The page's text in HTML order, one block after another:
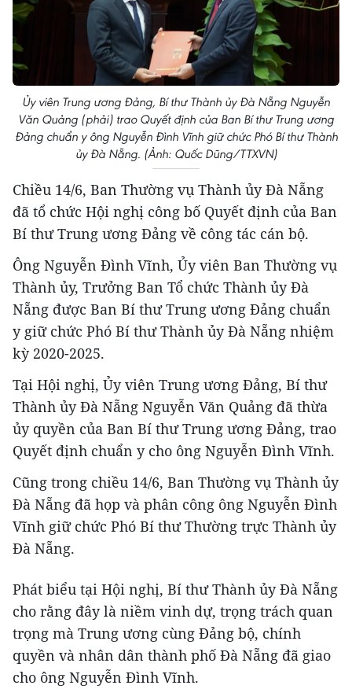
Ủy viên Trung ương Đảng, Bí thư Thành ủy Đà Nẵng Nguyễn
Văn Quảng (phải) trao Quyết định của Ban Bí thư Trung ương
Đảng chuẩn y ông Nguyễn Đình Vĩnh giữ chức Phó Bí thư Thành
ủy Đà Nẵng. (Ảnh: Quốc Dũng/TTXVN)
Chiều 14/6, Ban Thường vụ Thành ủy Đà Nẵng
đã tổ chức Hội nghị công bố Quyết định của Ban
Bí thư Trung ương Đảng về công tác cán bộ.
Ông Nguyễn Đình Vĩnh, Ủy viên Ban Thường vụ
Thành ủy, Trưởng Ban Tổ chức Thành ủy Đà
Nẵng được Ban Bí thư Trung ương Đảng chuẩn
y giữ chức Phó Bí thư Thành ủy Đà Nẵng nhiệm
kỳ 2020-2025.
Tại Hội nghị, Ủy viên Trung ương Đảng, Bí thư
Thành ủy Đà Nẵng Nguyễn Văn Quảng đã thừa
ủy quyền của Ban Bí thư Trung ương Đảng, trao
Quyết định chuẩn y cho ông Nguyễn Đình Vĩnh.
Cũng trong chiều 14/6, Ban Thường vụ Thành ủy
Đà Nẵng đã họp và phân công ông Nguyễn Đình
Vĩnh giữ chức Phó Bí thư Thường trực Thành ủy
Đà Nẵng.
Phát biểu tại Hội nghị, Bí thư Thành ủy Đà Nẵng
cho rằng đây là niềm vinh dự, trọng trách quan
trọng mà Trung ương cùng Đảng bộ, chính
quyền và nhân dân thành phố Đà Nẵng đã giao
cho ông Nguyễn Đình Vĩnh.